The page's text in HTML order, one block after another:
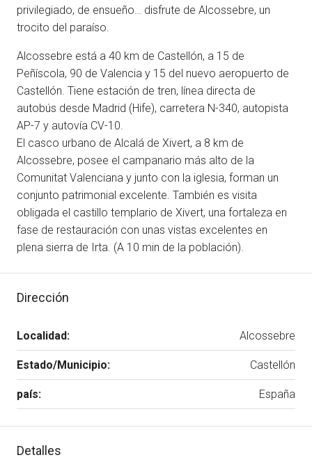
privilegiado, de ensueño… disfrute de Alcossebre, un
trocito del paraíso.
Alcossebre está a 40 km de Castellón, a 15 de
Peñíscola, 90 de Valencia y 15 del nuevo aeropuerto de
Castellón. Tiene estación de tren, línea directa de
autobús desde Madrid (Hife), carretera N-340, autopista
AP-7 y autovía CV-10.
El casco urbano de Alcalá de Xivert, a 8 km de
Alcossebre, posee el campanario más alto de la
Comunitat Valenciana y junto con la iglesia, forman un
conjunto patrimonial excelente. También es visita
obligada el castillo templario de Xivert, una fortaleza en
fase de restauración con unas vistas excelentes en
plena sierra de Irta. (A 10 min de la población).
Dirección
Localidad: Alcossebre
Estado/Municipio: Castellón
país: España
Detalles